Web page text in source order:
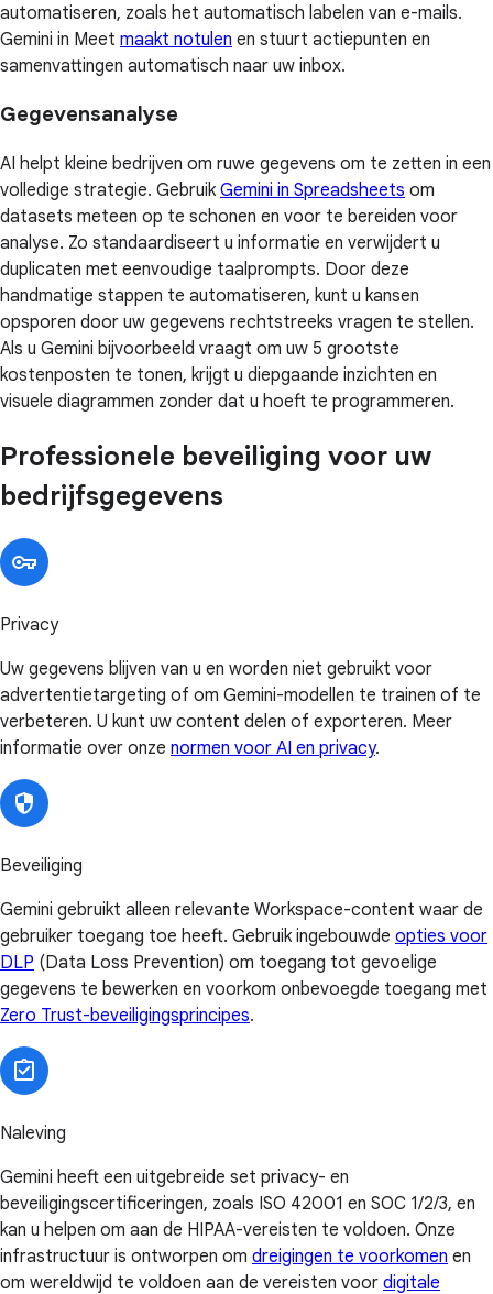
automatiseren, zoals het automatisch labelen van e-mails.
Gemini in Meet maakt notulen en stuurt actiepunten en
samenvattingen automatisch naar uw inbox.
Gegevensanalyse
AI helpt kleine bedrijven om ruwe gegevens om te zetten in een
volledige strategie. Gebruik Gemini in Spreadsheets om
datasets meteen op te schonen en voor te bereiden voor
analyse. Zo standaardiseert u informatie en verwijdert u
duplicaten met eenvoudige taalprompts. Door deze
handmatige stappen te automatiseren, kunt u kansen
opsporen door uw gegevens rechtstreeks vragen te stellen.
Als u Gemini bijvoorbeeld vraagt om uw 5 grootste
kostenposten te tonen, krijgt u diepgaande inzichten en
visuele diagrammen zonder dat u hoeft te programmeren.
Professionele beveiliging voor uw
bedrijfsgegevens
Privacy
Uw gegevens blijven van u en worden niet gebruikt voor
advertentietargeting of om Gemini-modellen te trainen of te
verbeteren. U kunt uw content delen of exporteren. Meer
informatie over onze normen voor AI en privacy.
Beveiliging
Gemini gebruikt alleen relevante Workspace-content waar de
gebruiker toegang toe heeft. Gebruik ingebouwde opties voor
DLP (Data Loss Prevention) om toegang tot gevoelige
gegevens te bewerken en voorkom onbevoegde toegang met
Zero Trust-beveiligingsprincipes.
Naleving
Gemini heeft een uitgebreide set privacy- en
beveiligingscertificeringen, zoals ISO 42001 en SOC 1/2/3, en
kan u helpen om aan de HIPAA-vereisten te voldoen. Onze
infrastructuur is ontworpen om dreigingen te voorkomen en
om wereldwijd te voldoen aan de vereisten voor digitale